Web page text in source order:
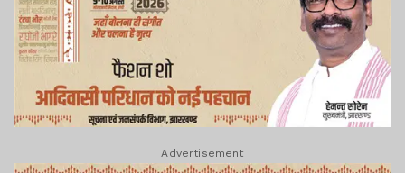
Advertisement